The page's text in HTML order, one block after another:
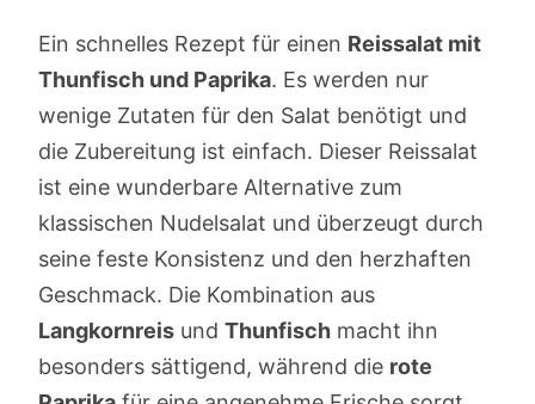
Ein schnelles Rezept für einen Reissalat mit
Thunfisch und Paprika. Es werden nur
wenige Zutaten für den Salat benötigt und
die Zubereitung ist einfach. Dieser Reissalat
ist eine wunderbare Alternative zum
klassischen Nudelsalat und überzeugt durch
seine feste Konsistenz und den herzhaften
Geschmack. Die Kombination aus
Langkornreis und Thunfisch macht ihn
besonders sättigend, während die rote